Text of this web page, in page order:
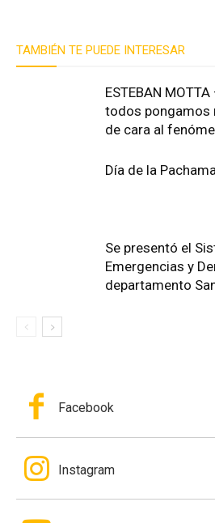
TAMBIÉN TE PUEDE INTERESAR
ESTEBAN
todos pongamos
de cara al
Día de la
Se presentó el
Emergencias y
departamento
Facebook
Instagram